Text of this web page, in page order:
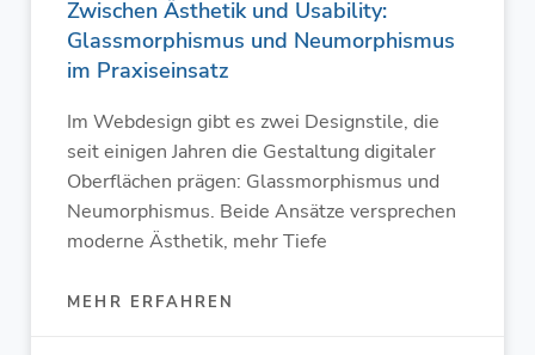
Zwischen Ästhetik und Usability:
Glassmorphismus und Neumorphismus
im Praxiseinsatz
Im Webdesign gibt es zwei Designstile, die
seit einigen Jahren die Gestaltung digitaler
Oberflächen prägen: Glassmorphismus und
Neumorphismus. Beide Ansätze versprechen
moderne Ästhetik, mehr Tiefe
MEHR ERFAHREN